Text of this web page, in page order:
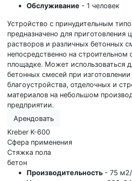
Обслуживание - 1 человек
Устройство с принудительным
предназначено для приготовления
растворов и различных бетонных
непосредственно на строительном
площадке. Может использоваться
бетонных смесей при
благоустройства, отделочных и
материалов на небольшом
предприятии.
Арендовать
Kreber K-600
Сфера применения
Стяжка пола
бетон
Производительность - 75